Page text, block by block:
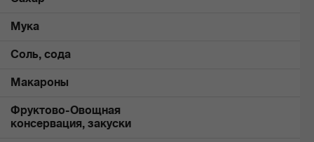
Мука
Соль, сода
Макароны
Фруктово-Овощная
консервация, закуски